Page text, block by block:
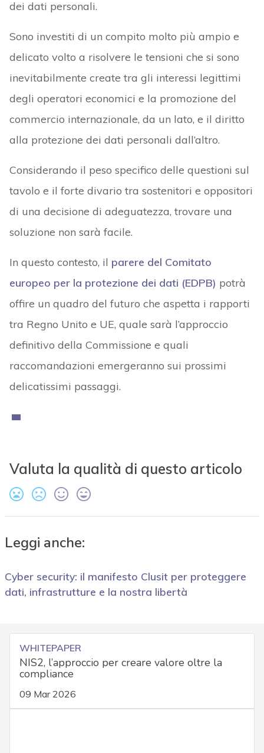
dei dati personali.
Sono investiti di un compito molto più ampio e
delicato volto a risolvere le tensioni che si sono
inevitabilmente create tra gli interessi legittimi
degli operatori economici e la promozione del
commercio internazionale, da un lato, e il diritto
alla protezione dei dati personali dall’altro.
Considerando il peso specifico delle questioni sul
tavolo e il forte divario tra sostenitori e oppositori
di una decisione di adeguatezza, trovare una
soluzione non sarà facile.
In questo contesto, il parere del Comitato
europeo per la protezione dei dati (EDPB) potrà
offire un quadro del futuro che aspetta i rapporti
tra Regno Unito e UE, quale sarà l’approccio
definitivo della Commissione e quali
raccomandazioni emergeranno sui prossimi
delicatissimi passaggi.
Valuta la qualità di questo articolo
Leggi anche:
Cyber security: il manifesto Clusit per proteggere
dati, infrastrutture e la nostra libertà
WHITEPAPER
NIS2, l’approccio per creare valore oltre la
compliance
09 Mar 2026